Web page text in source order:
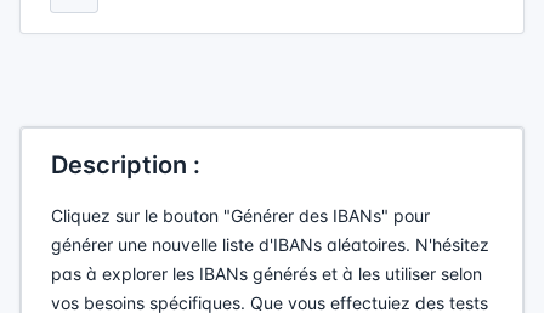
Description :
Cliquez sur le bouton "Générer des IBANs" pour
générer une nouvelle liste d'IBANs aléatoires. N'hésitez
pas à explorer les IBANs générés et à les utiliser selon
vos besoins spécifiques. Que vous effectuiez des tests